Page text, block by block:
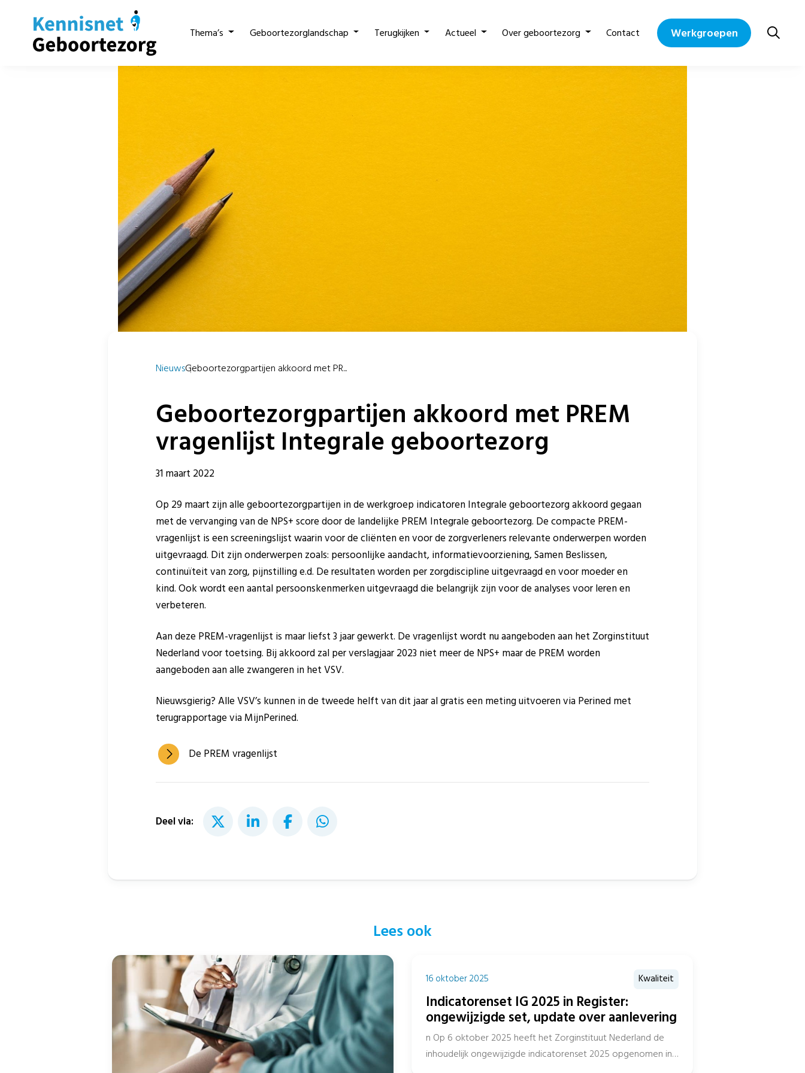
Thema’s Geboortezorglandschap Terugkijken Actueel Over geboortezorg Contact Werkgroepen
NieuwsGeboortezorgpartijen akkoord met PR...
Geboortezorgpartijen akkoord met PREM
vragenlijst Integrale geboortezorg
31 maart 2022
Op 29 maart zijn alle geboortezorgpartijen in de werkgroep indicatoren Integrale geboortezorg akkoord gegaan
met de vervanging van de NPS+ score door de landelijke PREM Integrale geboortezorg. De compacte PREM-
vragenlijst is een screeningslijst waarin voor de cliënten en voor de zorgverleners relevante onderwerpen worden
uitgevraagd. Dit zijn onderwerpen zoals: persoonlijke aandacht, informatievoorziening, Samen Beslissen,
continuïteit van zorg, pijnstilling e.d. De resultaten worden per zorgdiscipline uitgevraagd en voor moeder en
kind. Ook wordt een aantal persoonskenmerken uitgevraagd die belangrijk zijn voor de analyses voor leren en
verbeteren.
Aan deze PREM-vragenlijst is maar liefst 3 jaar gewerkt. De vragenlijst wordt nu aangeboden aan het Zorginstituut
Nederland voor toetsing. Bij akkoord zal per verslagjaar 2023 niet meer de NPS+ maar de PREM worden
aangeboden aan alle zwangeren in het VSV.
Nieuwsgierig? Alle VSV’s kunnen in de tweede helft van dit jaar al gratis een meting uitvoeren via Perined met
terugrapportage via MijnPerined.
De PREM vragenlijst
Deel via:
Lees ook
16 oktober 2025 Kwaliteit
Indicatorenset IG 2025 in Register:
ongewijzigde set, update over aanlevering
n Op 6 oktober 2025 heeft het Zorginstituut Nederland de
inhoudelijk ongewijzigde indicatorenset 2025 opgenomen in